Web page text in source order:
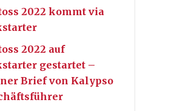
2022 kommt via
2022 auf
gestartet –
Brief von Kalypso